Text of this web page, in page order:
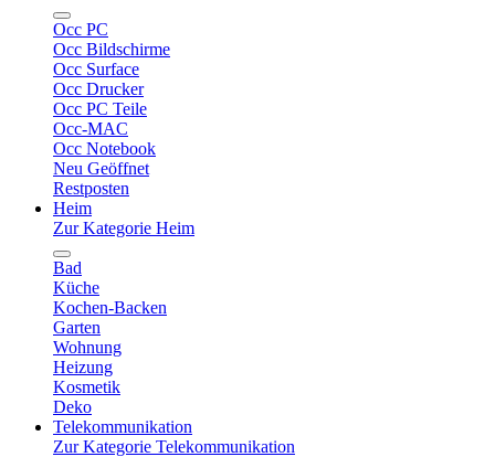
Occ PC
Occ Bildschirme
Occ Surface
Occ Drucker
Occ PC Teile
Occ-MAC
Occ Notebook
Neu Geöffnet
Restposten
Heim
Zur Kategorie Heim
Bad
Küche
Kochen-Backen
Garten
Wohnung
Heizung
Kosmetik
Deko
Telekommunikation
Zur Kategorie Telekommunikation